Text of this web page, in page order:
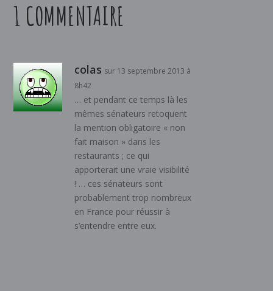
1 COMMENTAIRE
colas sur 13 septembre 2013 à
8h42
… et pendant ce temps là les
mêmes sénateurs retoquent
la mention obligatoire « non
fait maison » dans les
restaurants ; ce qui
apporterait une vraie visibilité
! … ces sénateurs sont
probablement trop nombreux
en France pour réussir à
s’entendre entre eux.